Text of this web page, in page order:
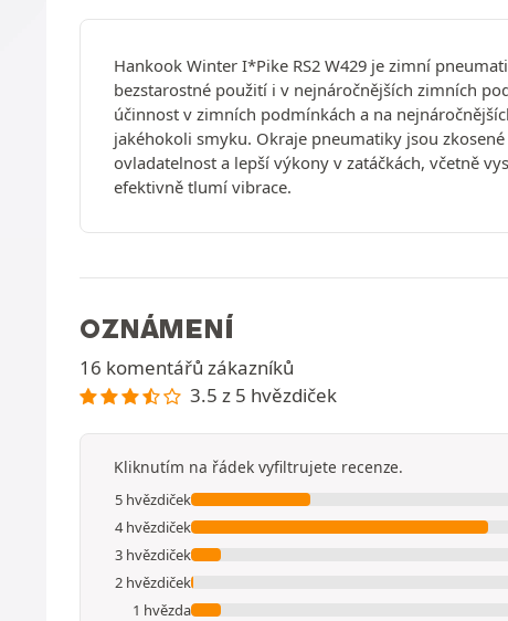
Hankook Winter I*Pike RS2 W429 je zimní
bezstarostné použití i v nejnáročnějších zimních
účinnost v zimních podmínkách a na
jakéhokoli smyku. Okraje pneumatiky jsou
ovladatelnost a lepší výkony v zatáčkách, včetně
efektivně tlumí vibrace.
OZNÁMENÍ
16 komentářů zákazníků
3.5 z 5 hvězdiček
Kliknutím na řádek vyfiltrujete recenze.
5 hvězdiček
4 hvězdiček
3 hvězdiček
2 hvězdiček
1 hvězda